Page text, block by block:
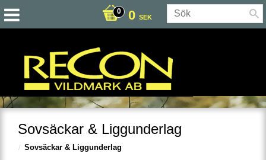
0 SEK
Sovsäckar & Liggunderlag
Sovsäckar & Liggunderlag